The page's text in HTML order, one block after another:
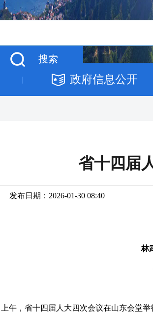
| 政府信息公开
省十四届
发布日期：2026-01-30 08:40
林
上午，省十四届人大四次会议在山东会堂